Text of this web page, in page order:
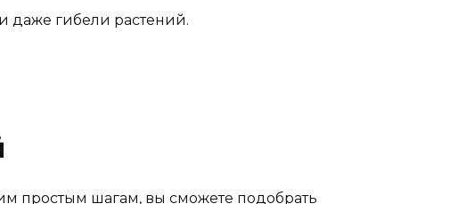
даже гибели растений.
простым шагам, вы сможете подобрать